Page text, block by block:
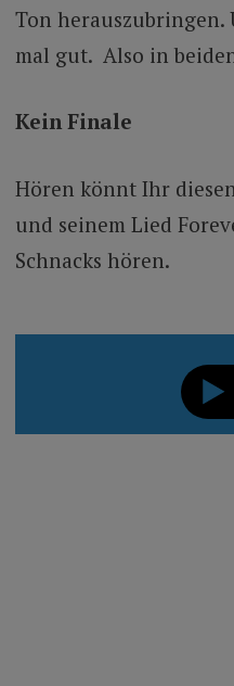
Ton herauszubringen.
mal gut. Also in
Kein Finale
Hören könnt Ihr
und seinem Lied
Schnacks hören.